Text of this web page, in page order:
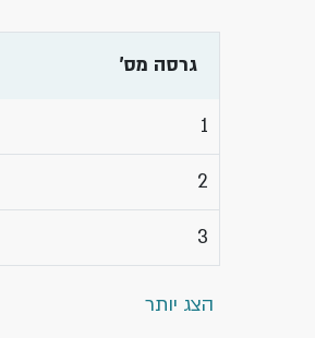
גרסה מס'
1
2
3
הצג יותר